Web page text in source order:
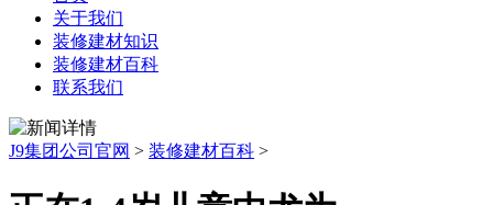
关于我们
装修建材知识
装修建材百科
联系我们
J9集团公司官网 > 装修建材百科 >